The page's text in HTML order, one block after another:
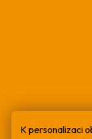
K personalizaci